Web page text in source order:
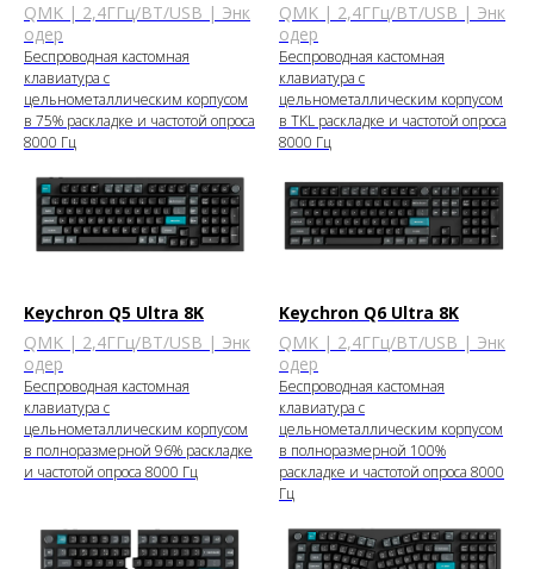
QMK | 2,4ГГц/BT/USB | Энк
одер
Беспроводная кастомная
клавиатура с
цельнометаллическим корпусом
в 75% раскладке и частотой опроса
8000 Гц
QMK | 2,4ГГц/BT/USB | Энк
одер
Беспроводная кастомная
клавиатура с
цельнометаллическим корпусом
в TKL раскладке и частотой опроса
8000 Гц
Keychron Q5 Ultra 8K
QMK | 2,4ГГц/BT/USB | Энк
одер
Беспроводная кастомная
клавиатура с
цельнометаллическим корпусом
в полноразмерной 96% раскладке
и частотой опроса 8000 Гц
Keychron Q6 Ultra 8K
QMK | 2,4ГГц/BT/USB | Энк
одер
Беспроводная кастомная
клавиатура с
цельнометаллическим корпусом
в полноразмерной 100%
раскладке и частотой опроса 8000
Гц